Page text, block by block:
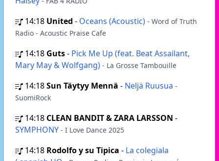
14:18 United - Oceans (Acoustic) - Word of Truth
Radio - Acoustic Praise Cafe
14:18 Guts- Pick Me Up (feat. Beat Assailant,
Mary May & Wolfgang) - La Grosse Tambouille
14:18Sun Täytyy Mennä - Neljä Ruusua -
SuomiRock
14:18 CLEAN BANDIT & ZARA LARSSON -
SYMPHONY - I Love Dance 2025
14:18 Rodolfo y su Tipica - La colegiala